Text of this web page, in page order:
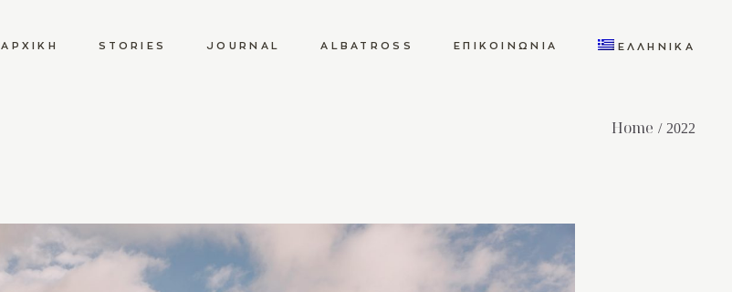
ΑΡΧΙΚΉ STORIES JOURNAL ALBATROSS ΕΠΙΚΟΙΝΩΝΊΑ ΕΛΛΗΝΙΚΆ
ENGLISH
Home 2022